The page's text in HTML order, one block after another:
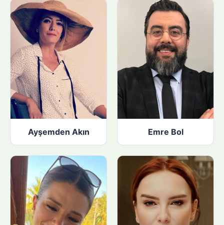
Ayşemden Akın Emre Bol